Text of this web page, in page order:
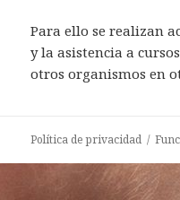
Para ello se realizan
y la asistencia a
otros organismos en
Política de privacidad